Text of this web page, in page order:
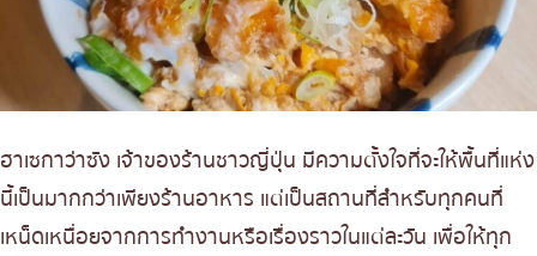
ฮาเซกาว่าซัง เจ้าของร้านชาวญี่ปุ่น มีความตั้งใจที่จะให้พื้นที่แห่ง
นี้เป็นมากกว่าเพียงร้านอาหาร แต่เป็นสถานที่สำหรับทุกคนที่
เหน็ดเหนื่อยจากการทำงานหรือเรื่องราวในแต่ละวัน เพื่อให้ทุก